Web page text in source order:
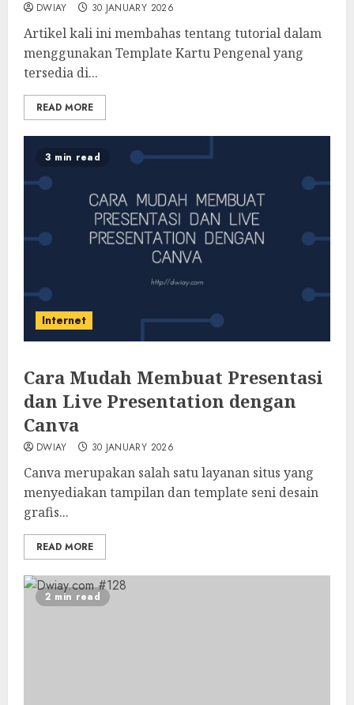
DWIAY 30 JANUARY 2026
Artikel kali ini membahas tentang tutorial dalam
menggunakan Template Kartu Pengenal yang
tersedia di...
READ MORE
3 min read
Internet
Cara Mudah Membuat Presentasi
dan Live Presentation dengan
Canva
DWIAY 30 JANUARY 2026
Canva merupakan salah satu layanan situs yang
menyediakan tampilan dan template seni desain
grafis...
READ MORE
2 min read